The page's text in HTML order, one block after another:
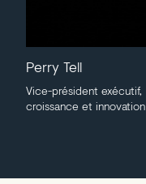
Perry Tell
Vice-président exécutif,
croissance et innovation